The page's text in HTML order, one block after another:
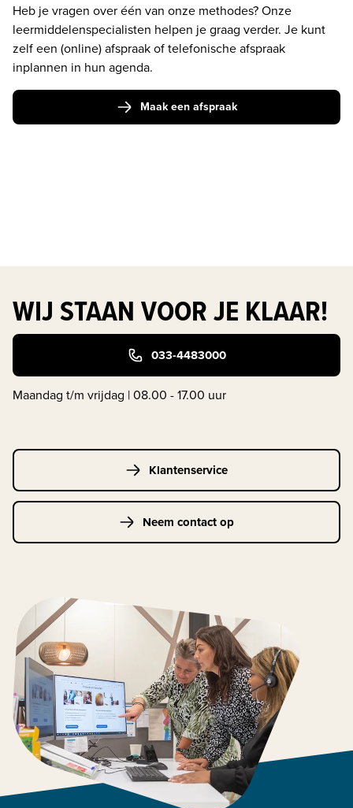
Heb je vragen over één van onze methodes? Onze
leermiddelenspecialisten helpen je graag verder. Je kunt
zelf een (online) afspraak of telefonische afspraak
inplannen in hun agenda.
Maak een afspraak
WIJ STAAN VOOR JE KLAAR!
033-4483000
Maandag t/m vrijdag | 08.00 - 17.00 uur
Klantenservice
Neem contact op